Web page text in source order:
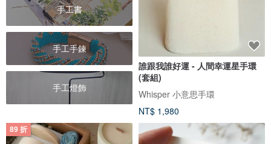
手工書
手工手鍊
手工燈飾
誰跟我誰好運 - 人間幸運星手環
(套組)
Whisper 小意思手環
NT$ 1,980
89 折